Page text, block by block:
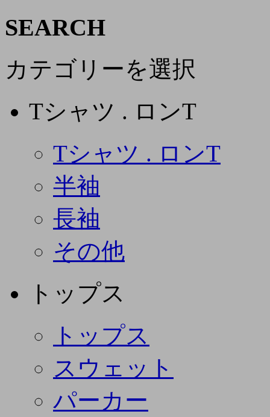
SEARCH
カテゴリーを選択
Tシャツ . ロンT
Tシャツ . ロンT
半袖
長袖
その他
トップス
トップス
スウェット
パーカー